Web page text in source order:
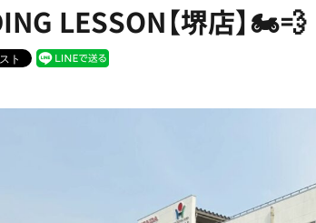
LESSON【堺店】🏍💨